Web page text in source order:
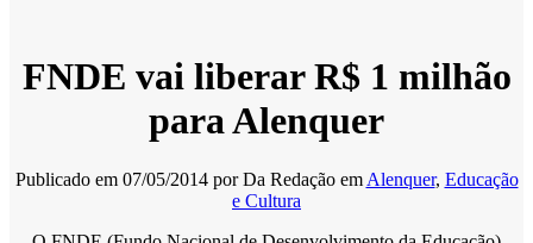
FNDE vai liberar R$ 1 milhão
para Alenquer
Publicado em 07/05/2014 porDa Redação em Alenquer, Educação
e Cultura